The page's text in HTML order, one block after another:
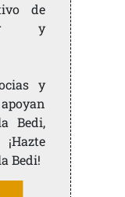
de
y
y
Bedi,
Bedi!